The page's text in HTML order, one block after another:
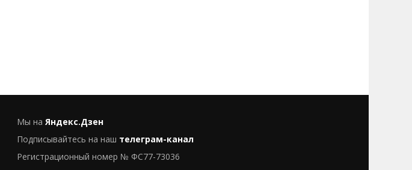
Мы на Яндекс.Дзен
Подписывайтесь на наш телеграм-канал
Регистрационный номер № ФС77-73036